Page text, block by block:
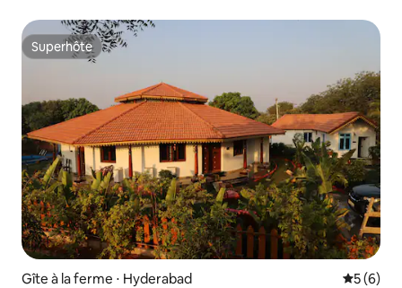
Superhôte
Superhôte
Gîte à la ferme ⋅ Hyderabad
5 (6)